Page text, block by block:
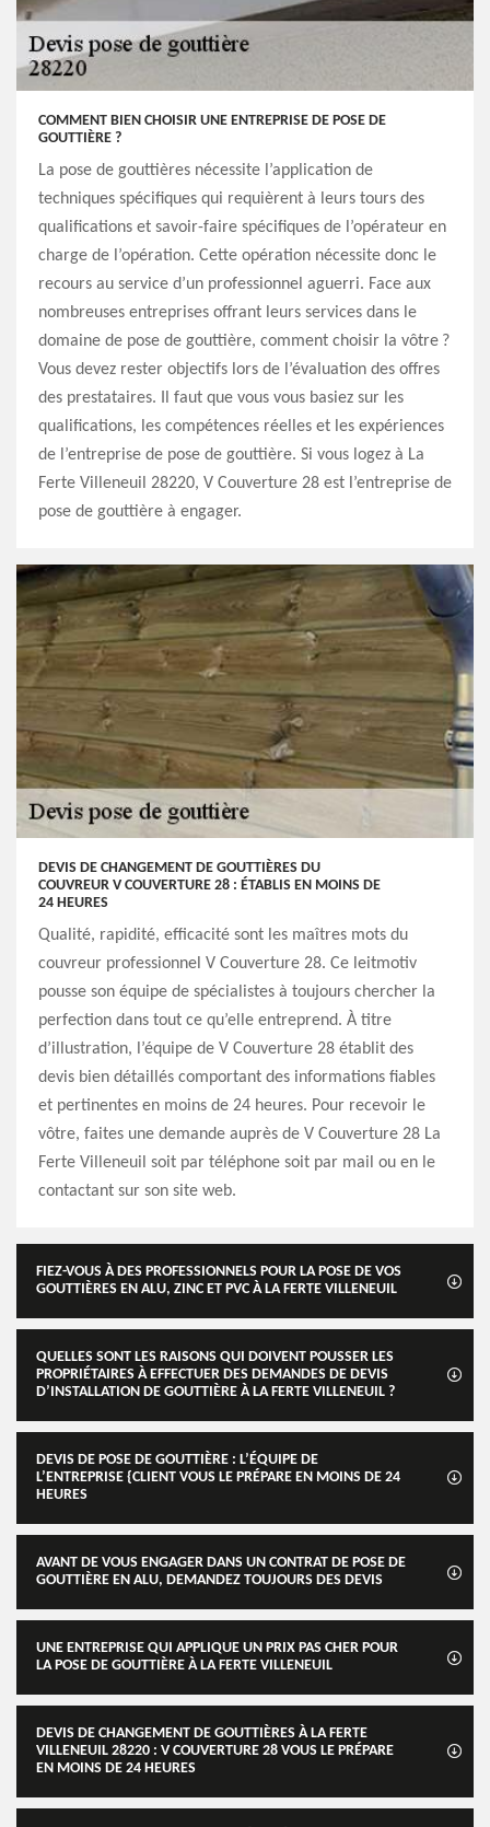
COMMENT BIEN CHOISIR UNE ENTREPRISE DE POSE DE
GOUTTIÈRE ?
La pose de gouttières nécessite l’application de
techniques spécifiques qui requièrent à leurs tours des
qualifications et savoir-faire spécifiques de l’opérateur en
charge de l’opération. Cette opération nécessite donc le
recours au service d’un professionnel aguerri. Face aux
nombreuses entreprises offrant leurs services dans le
domaine de pose de gouttière, comment choisir la vôtre ?
Vous devez rester objectifs lors de l’évaluation des offres
des prestataires. Il faut que vous vous basiez sur les
qualifications, les compétences réelles et les expériences
de l’entreprise de pose de gouttière. Si vous logez à La
Ferte Villeneuil 28220, V Couverture 28 est l’entreprise de
pose de gouttière à engager.
DEVIS DE CHANGEMENT DE GOUTTIÈRES DU
COUVREUR V COUVERTURE 28 : ÉTABLIS EN MOINS DE
24 HEURES
Qualité, rapidité, efficacité sont les maîtres mots du
couvreur professionnel V Couverture 28. Ce leitmotiv
pousse son équipe de spécialistes à toujours chercher la
perfection dans tout ce qu’elle entreprend. À titre
d’illustration, l’équipe de V Couverture 28 établit des
devis bien détaillés comportant des informations fiables
et pertinentes en moins de 24 heures. Pour recevoir le
vôtre, faites une demande auprès de V Couverture 28 La
Ferte Villeneuil soit par téléphone soit par mail ou en le
contactant sur son site web.
FIEZ-VOUS À DES PROFESSIONNELS POUR LA POSE DE VOS
GOUTTIÈRES EN ALU, ZINC ET PVC À LA FERTE VILLENEUIL
QUELLES SONT LES RAISONS QUI DOIVENT POUSSER LES
PROPRIÉTAIRES À EFFECTUER DES DEMANDES DE DEVIS
D’INSTALLATION DE GOUTTIÈRE À LA FERTE VILLENEUIL ?
DEVIS DE POSE DE GOUTTIÈRE : L’ÉQUIPE DE
L’ENTREPRISE {CLIENT VOUS LE PRÉPARE EN MOINS DE 24
HEURES
AVANT DE VOUS ENGAGER DANS UN CONTRAT DE POSE DE
GOUTTIÈRE EN ALU, DEMANDEZ TOUJOURS DES DEVIS
UNE ENTREPRISE QUI APPLIQUE UN PRIX PAS CHER POUR
LA POSE DE GOUTTIÈRE À LA FERTE VILLENEUIL
DEVIS DE CHANGEMENT DE GOUTTIÈRES À LA FERTE
VILLENEUIL 28220 : V COUVERTURE 28 VOUS LE PRÉPARE
EN MOINS DE 24 HEURES